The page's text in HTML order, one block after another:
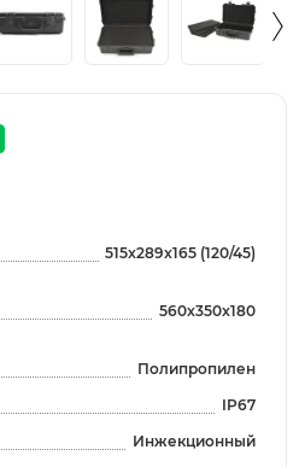
515x289x165 (120/45)
560x350x180
Полипропилен
IP67
Инжекционный